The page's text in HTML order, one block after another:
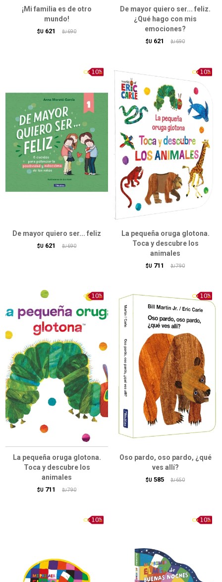
¡Mi familia es de otro
mundo!
$U 621 $U 690
De mayor quiero ser... feliz.
¿Qué hago con mis
emociones?
$U 621 $U 690
De mayor quiero ser... feliz
$U 621 $U 690
La pequeña oruga glotona.
Toca y descubre los
animales
$U 711 $U 790
La pequeña oruga glotona.
Toca y descubre los
animales
$U 711 $U 790
Oso pardo, oso pardo, ¿qué
ves allí?
$U 585 $U 650